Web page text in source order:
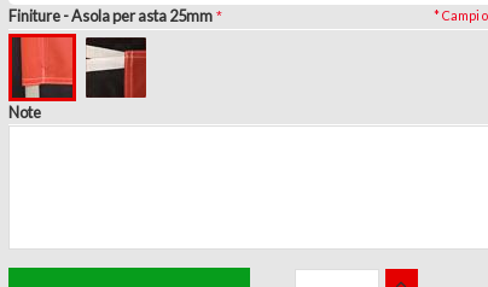
Finiture- Asola per asta 25mm
Note
* Campi